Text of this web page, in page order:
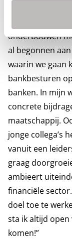
onderbouwen
al begonnen
waarin we gaan
bankbesturen
banken. In mijn
concrete
maatschappij.
jonge collega’s
vanuit een
graag
ambieert
financiële
doel toe te
sta ik altijd
komen!”